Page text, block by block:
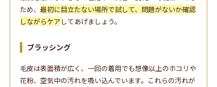
ため、 最初に目立たない場所で試して、問題がないか確認
しながらケア してあげましょう。
ブラッシング
毛皮は表面積が広く、一回の着用でも想像以上のホコリや
花粉、空気中の汚れを吸い込んでいます。これらの汚れが